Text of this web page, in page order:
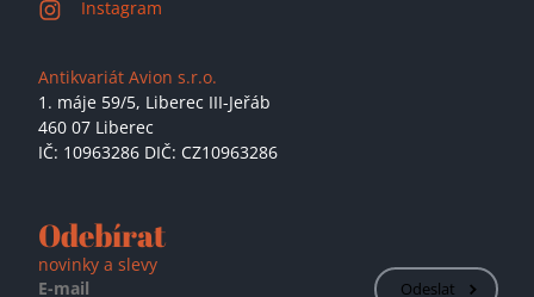
Instagram
Antikvariát Avion s.r.o.
1. máje 59/5, Liberec III-Jeřáb
460 07 Liberec
IČ: 10963286 DIČ: CZ10963286
Odebírat
novinky a slevy
Odeslat